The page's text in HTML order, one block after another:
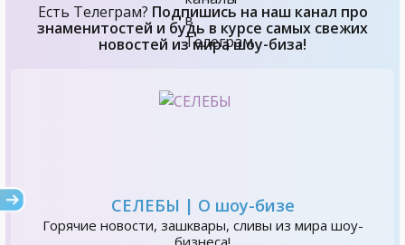
Есть Телеграм? Подпишись на наш канал про
знаменитостей и будь в курсе самых свежих
новостей из мира шоу-биза!
СЕЛЕБЫ | О шоу-бизе
Горячие новости, зашквары, сливы из мира шоу-
бизнеса!